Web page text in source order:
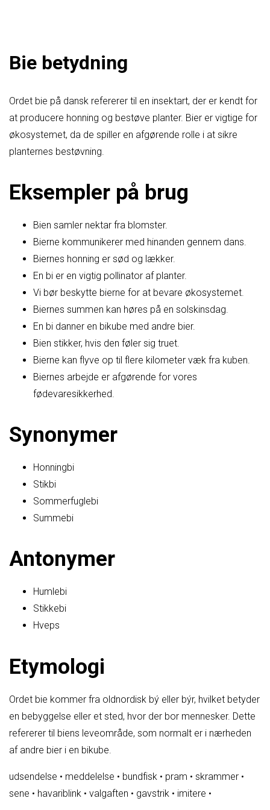
Bie betydning
Ordet bie på dansk refererer til en insektart, der er kendt for
at producere honning og bestøve planter. Bier er vigtige for
økosystemet, da de spiller en afgørende rolle i at sikre
planternes bestøvning.
Eksempler på brug
Bien samler nektar fra blomster.
Bierne kommunikerer med hinanden gennem dans.
Biernes honning er sød og lækker.
En bi er en vigtig pollinator af planter.
Vi bør beskytte bierne for at bevare økosystemet.
Biernes summen kan høres på en solskinsdag.
En bi danner en bikube med andre bier.
Bien stikker, hvis den føler sig truet.
Bierne kan flyve op til flere kilometer væk fra kuben.
Biernes arbejde er afgørende for vores
fødevaresikkerhed.
Synonymer
Honningbi
Stikbi
Sommerfuglebi
Summebi
Antonymer
Humlebi
Stikkebi
Hveps
Etymologi
Ordet bie kommer fra oldnordisk bý eller býr, hvilket betyder
en bebyggelse eller et sted, hvor der bor mennesker. Dette
refererer til biens leveområde, som normalt er i nærheden
af andre bier i en bikube.
udsendelse • meddelelse • bundfisk • pram • skrammer •
sene • havariblink • valgaften • gavstrik • imitere •